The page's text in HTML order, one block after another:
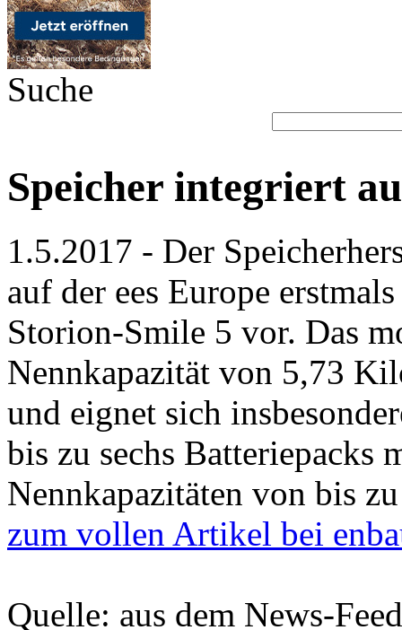
Suche
Speicher integriert
1.5.2017 - Der
auf der ees Europe
Storion-Smile 5 vor. Das
Nennkapazität von 5,73
und eignet sich
bis zu sechs Batteriepacks
Nennkapazitäten von bis
zum vollen Artikel bei
Quelle: aus dem News-